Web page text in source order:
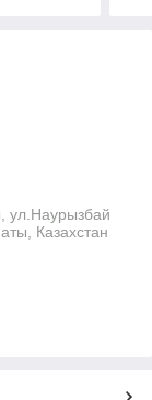
ул.Наурызбай
Казахстан